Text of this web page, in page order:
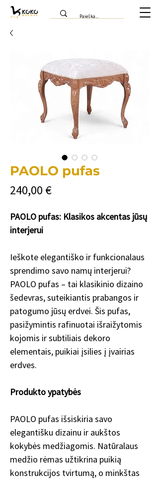
PAOLO pufas
240,00 €Cena
PAOLO pufas: Klasikos akcentas jūsų
interjerui
Ieškote elegantiško ir funkcionalaus
sprendimo savo namų interjerui?
PAOLO pufas – tai klasikinio dizaino
šedevras, suteikiantis prabangos ir
patogumo jūsų erdvei. Šis pufas,
pasižymintis rafinuotai išraižytomis
kojomis ir subtiliais dekoro
elementais, puikiai įsilies į įvairias
erdves.
Produkto ypatybės
PAOLO pufas išsiskiria savo
elegantišku dizainu ir aukštos
kokybės medžiagomis. Natūralaus
medžio rėmas užtikrina puikią
konstrukcijos tvirtumą, o minkštas